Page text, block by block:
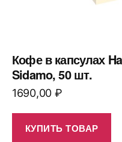
Кофе в капсулах
Sidamo, 50 шт.
1690,00 ₽
КУПИТЬ ТОВАР